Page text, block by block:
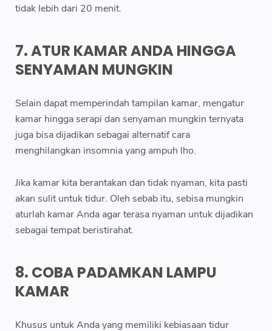
tidak lebih dari 20 menit.
7. ATUR KAMAR ANDA HINGGA
SENYAMAN MUNGKIN
Selain dapat memperindah tampilan kamar, mengatur
kamar hingga serapi dan senyaman mungkin ternyata
juga bisa dijadikan sebagai alternatif cara
menghilangkan insomnia yang ampuh lho.
Jika kamar kita berantakan dan tidak nyaman, kita pasti
akan sulit untuk tidur. Oleh sebab itu, sebisa mungkin
aturlah kamar Anda agar terasa nyaman untuk dijadikan
sebagai tempat beristirahat.
8. COBA PADAMKAN LAMPU
KAMAR
Khusus untuk Anda yang memiliki kebiasaan tidur